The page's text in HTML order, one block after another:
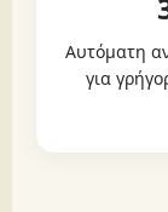
Αυτόματη
για